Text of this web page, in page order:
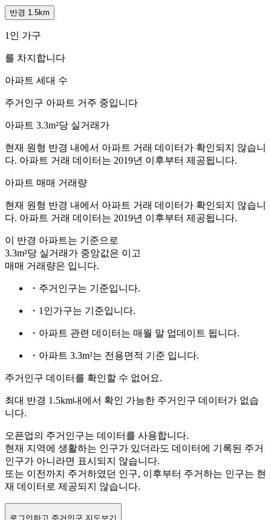
반경 1.5km
1인 가구
를 차지합니다
아파트 세대 수
주거인구 아파트 거주 중입니다
아파트 3.3m²당 실거래가
현재 원형 반경 내에서 아파트 거래 데이터가 확인되지 않습니
다. 아파트 거래 데이터는 2019년 이후부터 제공됩니다.
아파트 매매 거래량
현재 원형 반경 내에서 아파트 거래 데이터가 확인되지 않습니
다. 아파트 거래 데이터는 2019년 이후부터 제공됩니다.
이 반경 아파트는 기준으로
3.3m²당 실거래가 중앙값은 이고
매매 거래량은 입니다.
・주거인구는 기준입니다.
・1인가구는 기준입니다.
・아파트 관련 데이터는 매월 말 업데이트 됩니다.
・아파트 3.3m²는 전용면적 기준 입니다.
주거인구 데이터를 확인할 수 없어요.
최대 반경 1.5km내에서 확인 가능한 주거인구 데이터가 없습
니다.
오픈업의 주거인구는 데이터를 사용합니다.
현재 지역에 생활하는 인구가 있더라도 데이터에 기록된 주거
인구가 아니라면 표시되지 않습니다.
또는 이전까지 주거하였던 인구, 이후부터 주거하는 인구는 현
재 데이터로 제공되지 않습니다.
로그인하고 주거인구 지도보기